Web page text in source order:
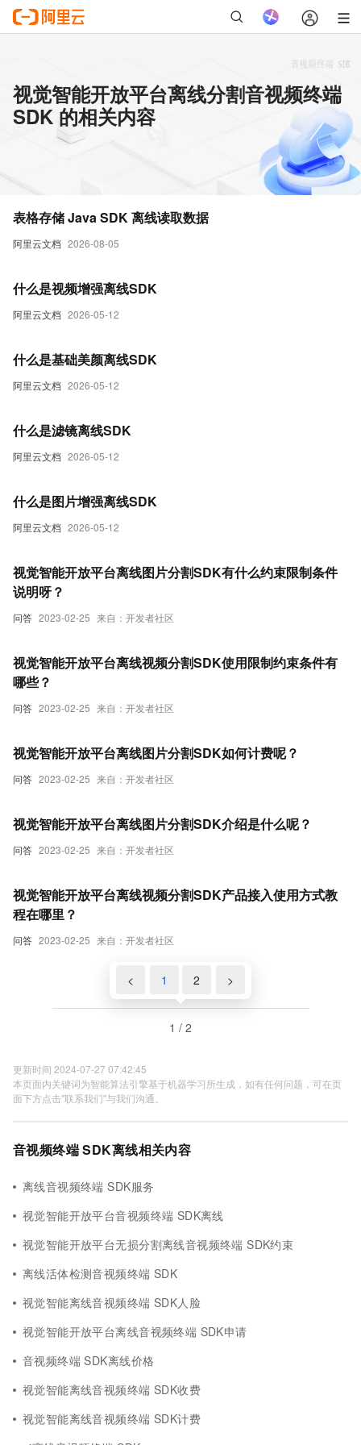
视觉智能开放平台离线分割音视频终端
SDK 的相关内容
阿里云文档 2026-08-05
表格存储 Java SDK 离线读取数据
阿里云文档 2026-05-12
什么是视频增强离线SDK
阿里云文档 2026-05-12
什么是基础美颜离线SDK
阿里云文档 2026-05-12
什么是滤镜离线SDK
阿里云文档 2026-05-12
什么是图片增强离线SDK
问答 2023-02-25 来自：开发者社区
视觉智能开放平台离线图片分割SDK有什么约束限制条件
说明呀？
问答 2023-02-25 来自：开发者社区
视觉智能开放平台离线视频分割SDK使用限制约束条件有
哪些？
问答 2023-02-25 来自：开发者社区
视觉智能开放平台离线图片分割SDK如何计费呢？
问答 2023-02-25 来自：开发者社区
视觉智能开放平台离线图片分割SDK介绍是什么呢？
问答 2023-02-25 来自：开发者社区
视觉智能开放平台离线视频分割SDK产品接入使用方式教
程在哪里？
< 1 2 >
1 / 2
更新时间 2024-07-27 07:42:45
本页面内关键词为智能算法引擎基于机器学习所生成，如有任何问题，可在页
面下方点击"联系我们"与我们沟通。
音视频终端 SDK离线相关内容
离线音视频终端 SDK服务
视觉智能开放平台音视频终端 SDK离线
视觉智能开放平台无损分割离线音视频终端 SDK约束
离线活体检测音视频终端 SDK
视觉智能离线音视频终端 SDK人脸
视觉智能开放平台离线音视频终端 SDK申请
音视频终端 SDK离线价格
视觉智能离线音视频终端 SDK收费
视觉智能离线音视频终端 SDK计费